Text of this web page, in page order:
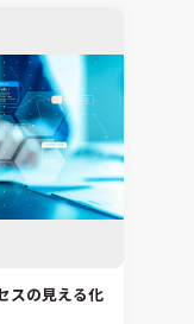
スの見える化